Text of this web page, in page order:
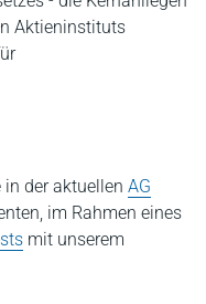
Aktieninstituts
in der aktuellen AG
im Rahmen eines
mit unserem